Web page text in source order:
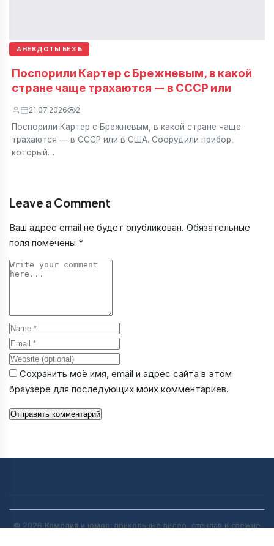
АНЕКДОТЫ БЕЗ Б
Поспорили Картер с Брежневым, в какой
стране чаще трахаются — в СССР или
21.07.2026 2
Поспорили Картер с Брежневым, в какой стране чаще
трахаются — в СССР или в США. Соорудили прибор,
который…
Leave a Comment
Ваш адрес email не будет опубликован. Обязательные
поля помечены *
Comment
Name
Email
Website
Сохранить моё имя, email и адрес сайта в этом
браузере для последующих моих комментариев.
Отправить комментарий
© 2026 Комедия и юмор: прикольные видео, стендап и свежие